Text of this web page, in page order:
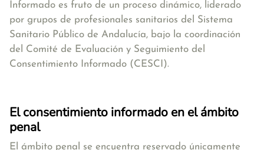
Informado es fruto de un proceso dinámico, liderado
por grupos de profesionales sanitarios del Sistema
Sanitario Público de Andalucía, bajo la coordinación
del Comité de Evaluación y Seguimiento del
Consentimiento Informado (CESCI).
El consentimiento informado en el ámbito
penal
El ámbito penal se encuentra reservado únicamente